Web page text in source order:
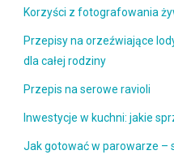
Korzyści z fotografowania
Przepisy na orzeźwiające
dla całej rodziny
Przepis na serowe ravioli
Inwestycje w kuchni: jakie
Jak gotować w parowarze –